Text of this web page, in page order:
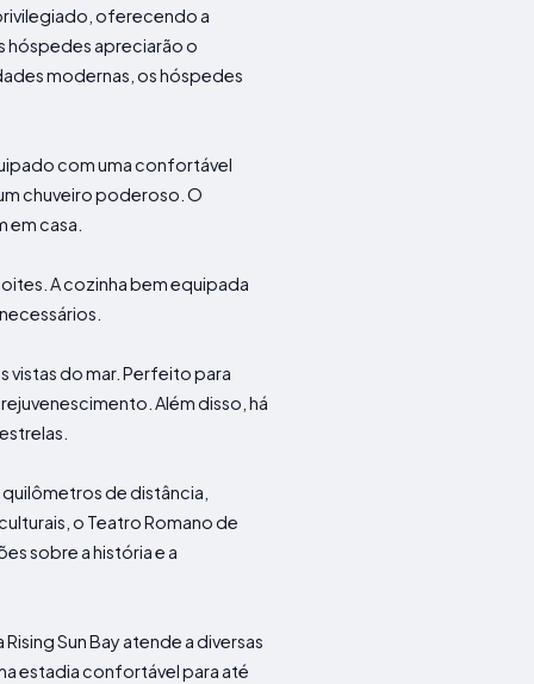
oferecendo a
hóspedes apreciarão o
modernas, os hóspedes
com uma confortável
chuveiro poderoso. O
casa.
A cozinha bem equipada
vistas do mar. Perfeito para
Além disso, há
de distância,
o Teatro Romano de
sobre a história e a
Sun Bay atende a diversas
estadia confortável para até